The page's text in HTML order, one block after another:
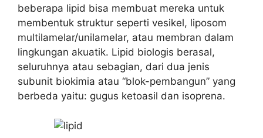
beberapa lipid bisa membuat mereka untuk
membentuk struktur seperti vesikel, liposom
multilamelar/unilamelar, atau membran dalam
lingkungan akuatik. Lipid biologis berasal,
seluruhnya atau sebagian, dari dua jenis
subunit biokimia atau “blok-pembangun” yang
berbeda yaitu: gugus ketoasil dan isoprena.